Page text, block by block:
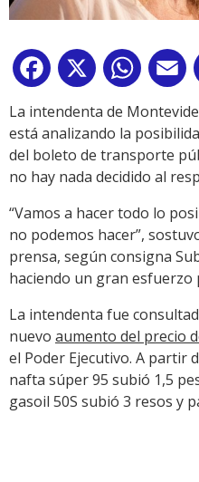
Facebook
X
La intendenta de
está analizando la
del boleto de transporte
no hay nada decidido al
“Vamos a hacer todo lo
no podemos hacer”,
prensa, según consigna
haciendo un gran esfuerzo
La intendenta fue
nuevo aumento del precio
el Poder Ejecutivo. A partir
nafta súper 95 subió 1,5
gasoil 50S subió 3 resos y